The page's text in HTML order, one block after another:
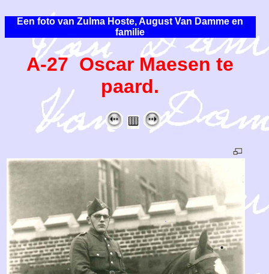
Een foto van Zulma Hoste, August Van Damme en
familie
A-27 Oscar Maesen te
paard.